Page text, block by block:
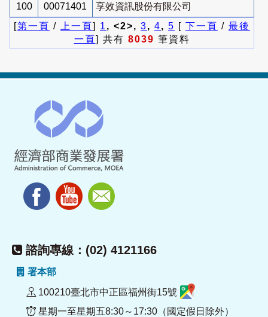
100 00071401
享效資訊股份有限公司
[第一頁 / 上一頁] 1 , <2>, 3, 4, 5 [ 下一頁 / 最後
一頁] 共有 8039 筆資料
諮詢專線：(02) 4121166
署本部
100210臺北市中正區福州街15號
星期一至星期五8:30～17:30（國定假日除外）